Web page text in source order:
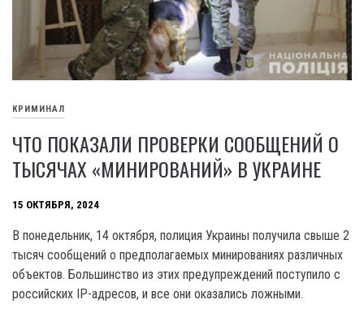
КРИМИНАЛ
ЧТО ПОКАЗАЛИ ПРОВЕРКИ СООБЩЕНИЙ О
ТЫСЯЧАХ «МИНИРОВАНИЙ» В УКРАИНЕ
15 ОКТЯБРЯ, 2024
В понедельник, 14 октября, полиция Украины получила свыше 2
тысяч сообщений о предполагаемых минированиях различных
объектов. Большинство из этих предупреждений поступило с
российских IP-адресов, и все они оказались ложными.